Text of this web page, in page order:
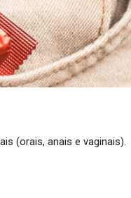
(orais, anais e vaginais).